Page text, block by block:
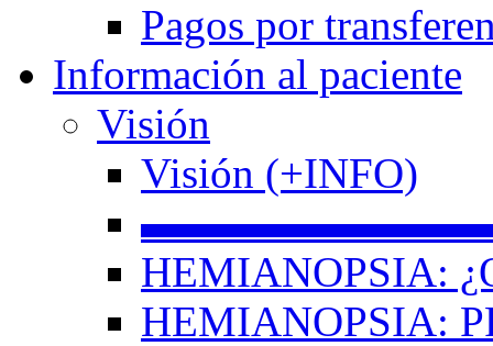
Pagos por
Información al paciente
Visión
Visión (+INFO)
HEMIANOPSIA:
HEMIANOPSIA: